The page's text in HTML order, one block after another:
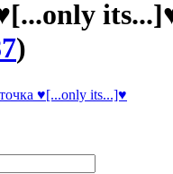
)
♥[...only its...]♥